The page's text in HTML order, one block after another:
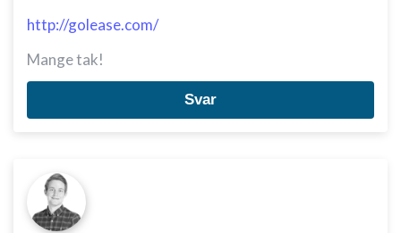
http://golease.com/
Mange tak!
Svar